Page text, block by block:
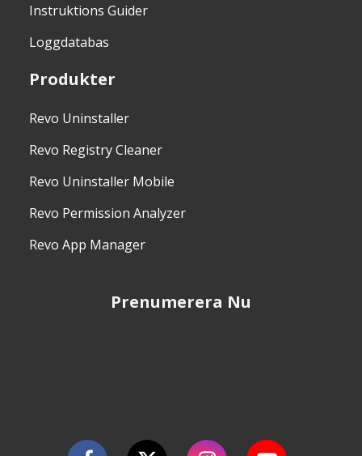
Instruktions Guider
Loggdatabas
Produkter
Revo Uninstaller
Revo Registry Cleaner
Revo Uninstaller Mobile
Revo Permission Analyzer
Revo App Manager
Prenumerera Nu